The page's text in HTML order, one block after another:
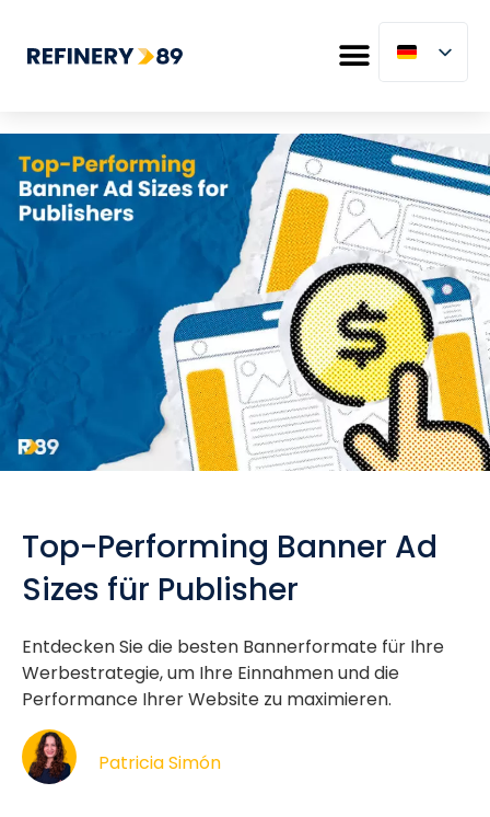
Top-Performing Banner Ad
Sizes für Publisher
Entdecken Sie die besten Bannerformate für Ihre
Werbestrategie, um Ihre Einnahmen und die
Performance Ihrer Website zu maximieren.
Patricia Simón